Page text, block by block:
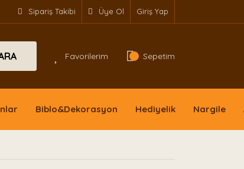
Sipariş Takibi Üye Ol Giriş Yap
Favorilerim Sepetim
Biblo&Dekorasyon Hediyelik Nargile